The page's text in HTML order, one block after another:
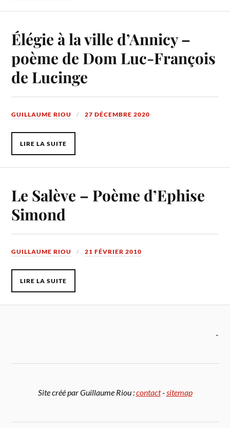
Élégie à la ville d’Annicy –
poème de Dom Luc-François
de Lucinge
GUILLAUME RIOU 27 DÉCEMBRE 2020
LIRE LA SUITE
Le Salève – Poème d’Ephise
Simond
GUILLAUME RIOU 21 FÉVRIER 2010
LIRE LA SUITE
-
Site créé par Guillaume Riou :contact-sitemap